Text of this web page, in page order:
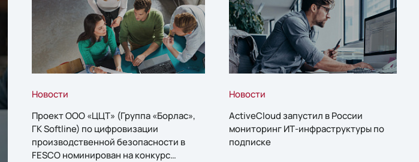
Новости
Проект ООО «ЦЦТ» (Группа «Борлас»,
ГК Softline) по цифровизации
производственной безопасности в
FESCO номинирован на конкурс
Новости
ActiveCloud запустил в России
мониторинг ИТ-инфраструктуры по
подписке